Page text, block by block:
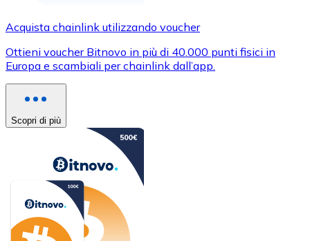
Acquista chainlink utilizzando voucher
Ottieni voucher Bitnovo in più di 40.000 punti fisici in
Europa e scambiali per chainlink dall’app.
Scopri di più